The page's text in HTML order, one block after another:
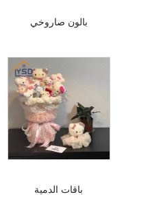
بالون صاروخي
باقات الدمية